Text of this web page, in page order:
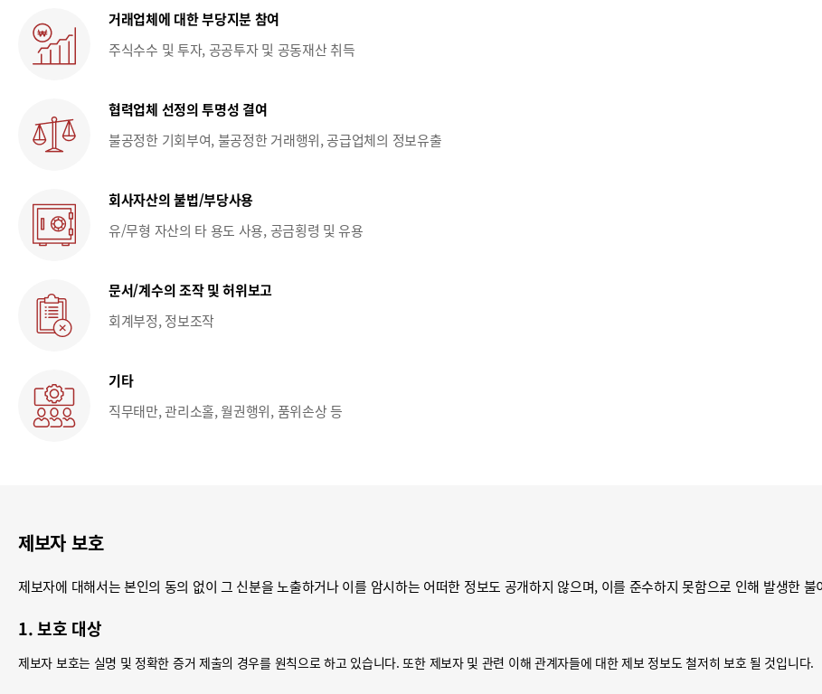
거래업체에 대한 부당지분 참여
주식수수 및 투자, 공공투자 및 공동재산 취득
협력업체 선정의 투명성 결여
불공정한 기회부여, 불공정한 거래행위, 공급업체의 정보유출
회사자산의 불법/부당사용
유/무형 자산의 타 용도 사용, 공금횡령 및 유용
문서/계수의 조작 및 허위보고
회계부정, 정보조작
기타
직무태만, 관리소홀, 월권행위, 품위손상 등
제보자 보호
제보자에 대해서는 본인의 동의 없이 그 신분을 노출하거나 이를 암시하는 어떠한 정보도 공개하지 않으며, 이를 준수하지 못함으로 인해 발생한
1. 보호 대상
제보자 보호는 실명 및 정확한 증거 제출의 경우를 원칙으로 하고 있습니다. 또한 제보자 및 관련 이해 관계자들에 대한 제보 정보도 철저히 보호 될 것입니다.